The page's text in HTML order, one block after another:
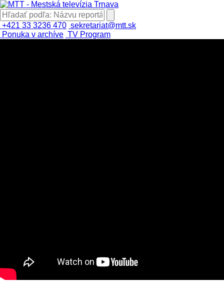
+421 33 3236 470 sekretariat@mtt.sk
Ponuka v archíve TV Program